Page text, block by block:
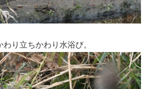
わり立ちかわり水浴び。